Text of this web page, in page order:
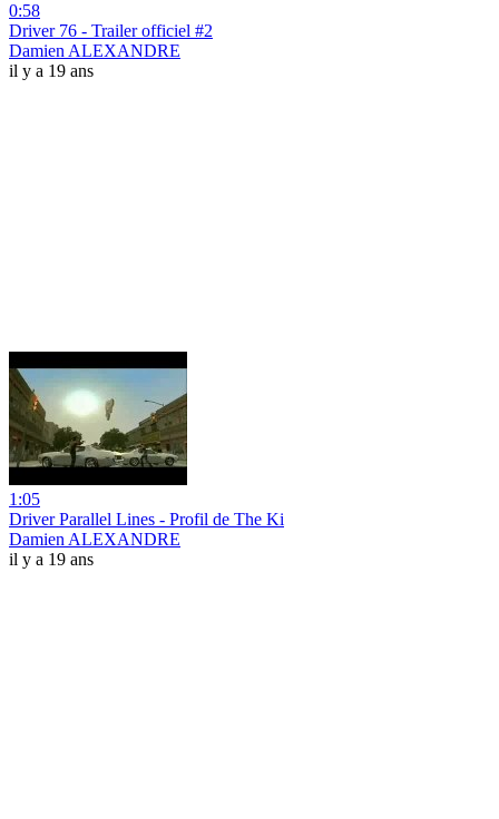
0:58
Driver 76 - Trailer officiel #2
Damien ALEXANDRE
il y a 19 ans
1:05
Driver Parallel Lines - Profil de The Ki
Damien ALEXANDRE
il y a 19 ans